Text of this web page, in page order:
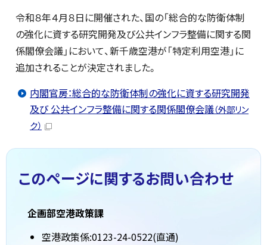
令和８年４月８日に開催された、国の「総合的な防衛体制
の強化に資する研究開発及び公共インフラ整備に関する関
係閣僚会議」において、新千歳空港が「特定利用空港」に
追加されることが決定されました。
内閣官房：総合的な防衛体制の強化に資する研究開発
及び 公共インフラ整備に関する関係閣僚会議（外部リン
ク）
このページに関するお問い合わせ
企画部空港政策課
空港政策係:0123-24-0522(直通)